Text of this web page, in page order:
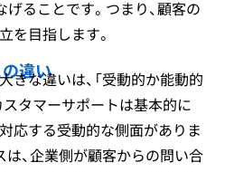
げることです。つまり、顧客の
を目指します。
違い
きな違いは、「受動的か能動的
スタマーサポートは基本的に
応する受動的な側面がありま
は、企業側が顧客からの問い合